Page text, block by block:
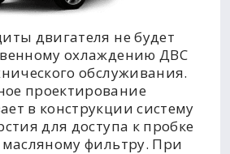
двигателя не будет
охлаждению ДВС
обслуживания.
проектирование
в конструкции систему
для доступа к пробке
фильтру. При